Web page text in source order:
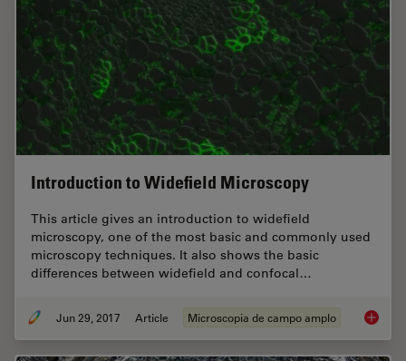
Introduction to Widefield Microscopy
This article gives an introduction to widefield
microscopy, one of the most basic and commonly used
microscopy techniques. It also shows the basic
differences between widefield and confocal…
Jun 29, 2017 Article Microscopia de campo amplo